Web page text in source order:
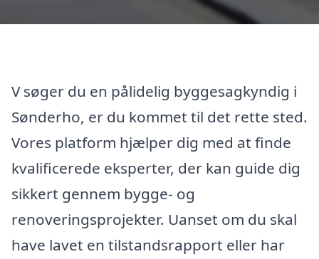
V søger du en pålidelig byggesagkyndig i
Sønderho, er du kommet til det rette sted.
Vores platform hjælper dig med at finde
kvalificerede eksperter, der kan guide dig
sikkert gennem bygge- og
renoveringsprojekter. Uanset om du skal
have lavet en tilstandsrapport eller har